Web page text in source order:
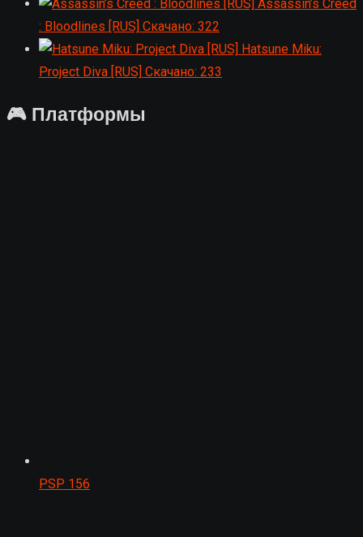
Assassin’s Creed
: Bloodlines [RUS] Скачано: 322
Hatsune Miku:
Project Diva [RUS] Скачано: 233
🎮 Платформы
PSP 156